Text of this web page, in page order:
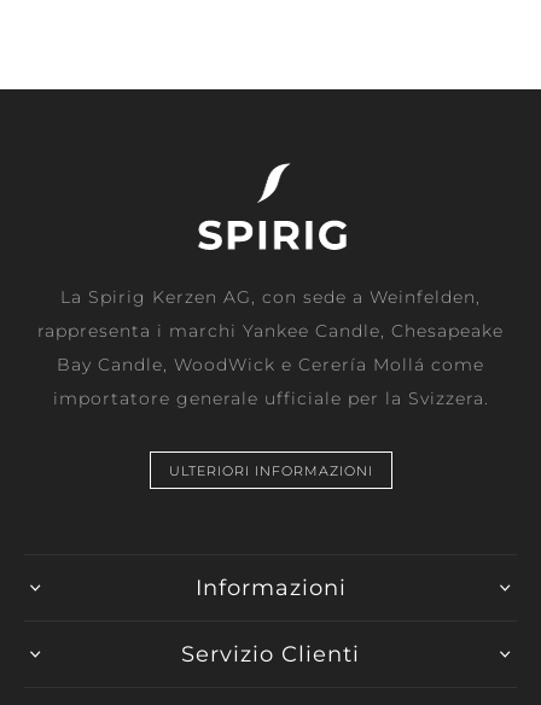
La Spirig Kerzen AG, con sede a Weinfelden,
rappresenta i marchi Yankee Candle, Chesapeake
Bay Candle, WoodWick e Cerería Mollá come
importatore generale ufficiale per la Svizzera.
ULTERIORI INFORMAZIONI
Informazioni
Servizio Clienti